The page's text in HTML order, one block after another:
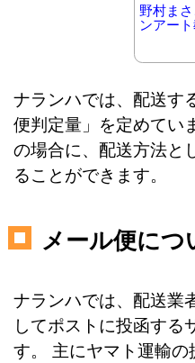
野村ま
ンアー
ナランハでは、配送す
便判定量」を定めてい
の場合に、配送方法と
ることができます。
メール便につ
ナランハでは、配送業
してポストに投函する
す。 主にヤマト運輸